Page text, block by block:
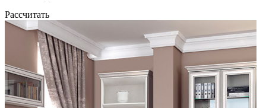
Рассчитать